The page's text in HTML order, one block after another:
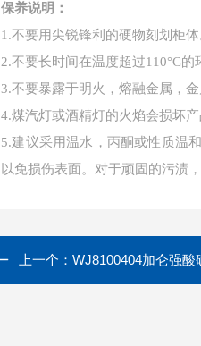
保养说明：
1.不要用尖锐锋利的硬物刻划柜体
2.不要长时间在温度超过110°C的
3.不要暴露于明火，熔融金属，
4.煤汽灯或酒精灯的火焰会损坏
5.建议采用温水，丙酮或性质温
以免损伤表面。对于顽固的污渍
上一个：WJ8100404加仑强酸